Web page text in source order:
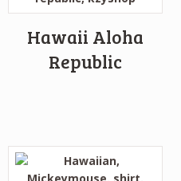
Hawaii Aloha
Republic